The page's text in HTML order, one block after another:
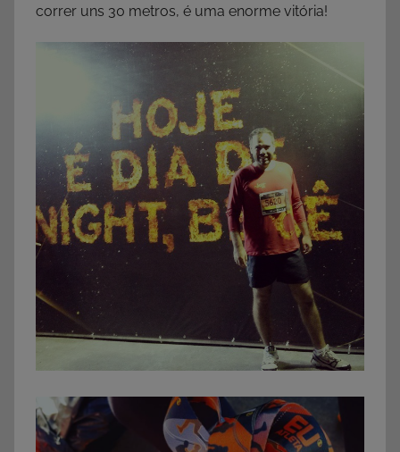
correr uns 30 metros, é uma enorme vitória!